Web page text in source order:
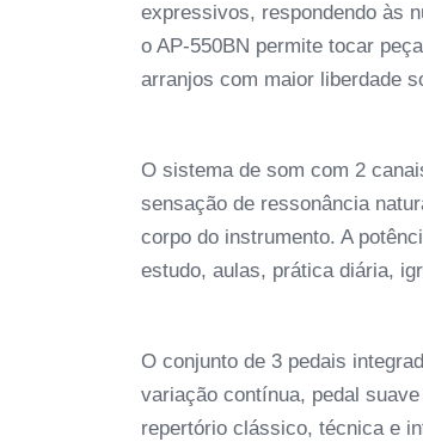
expressivos, respondendo às
o AP-550BN permite tocar
arranjos com maior liberdade
O sistema de som com 2
sensação de ressonância
corpo do instrumento. A
estudo, aulas, prática diária,
O conjunto de 3 pedais
variação contínua, pedal
repertório clássico, técnica e